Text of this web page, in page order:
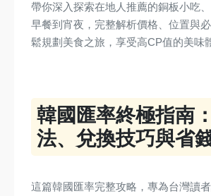
帶你深入探索在地人推薦的銅板小吃
早餐到宵夜，完整解析價格、位置與
鬆規劃美食之旅，享受高CP值的美味
韓國匯率終極指南
法、兌換技巧與省
這篇韓國匯率完整攻略，專為台灣讀